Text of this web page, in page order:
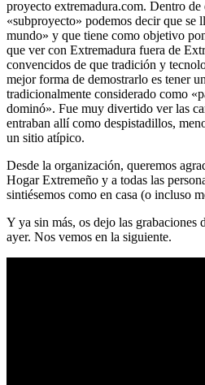
proyecto extremadura.com. Dentro de
«subproyecto» podemos decir que se
mundo» y que tiene como objetivo
que ver con Extremadura fuera de
convencidos de que tradición y
mejor forma de demostrarlo es tener
tradicionalmente considerado como
dominó». Fue muy divertido ver las
entraban allí como despistadillos,
un sitio atípico.
Desde la organización, queremos
Hogar Extremeño y a todas las
sintiésemos como en casa (o incluso
Y ya sin más, os dejo las grabaciones
ayer. Nos vemos en la siguiente.